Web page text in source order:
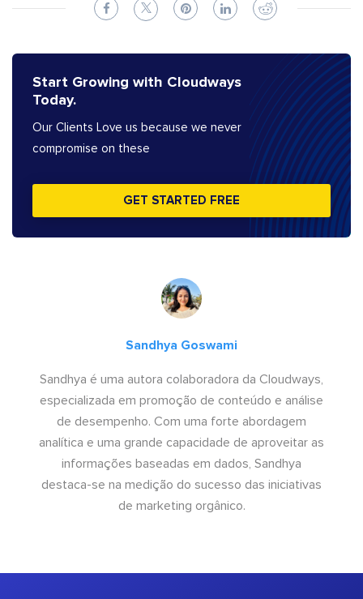
Start Growing with Cloudways
Today.
Our Clients Love us because we never
compromise on these
GET STARTED FREE
Sandhya Goswami
Sandhya é uma autora colaboradora da Cloudways,
especializada em promoção de conteúdo e análise
de desempenho. Com uma forte abordagem
analítica e uma grande capacidade de aproveitar as
informações baseadas em dados, Sandhya
destaca-se na medição do sucesso das iniciativas
de marketing orgânico.